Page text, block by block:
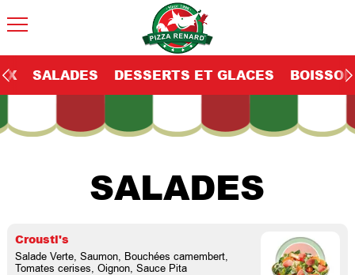
SALADES DESSERTS ET GLACES
SALADES
Crousti's
Salade Verte, Saumon, Bouchées camembert,
Tomates cerises, Oignon, Sauce Pita